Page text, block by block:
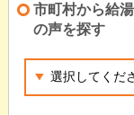
市町村から給
の声を探す